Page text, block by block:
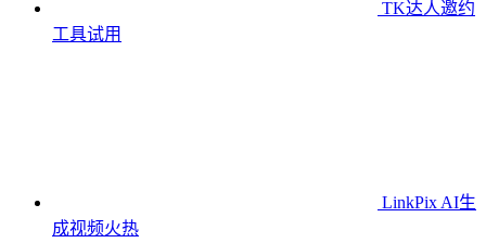
TK达人邀约
工具试用
LinkPix AI生
成视频火热